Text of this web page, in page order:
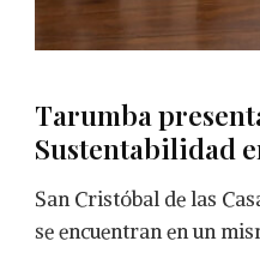
Tarumba
Sustentabilidad
San Cristóbal de las
se encuentran en un